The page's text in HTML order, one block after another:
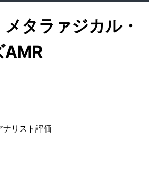
タラァジカル・
AMR
ナリスト評価